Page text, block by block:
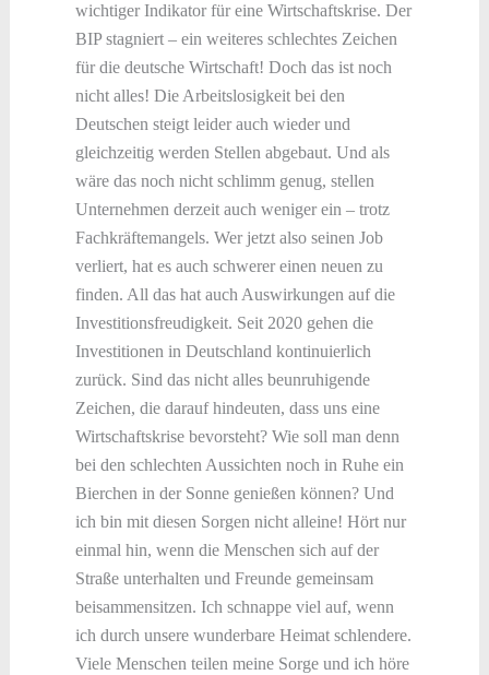
wichtiger Indikator für eine Wirtschaftskrise. Der
BIP stagniert – ein weiteres schlechtes Zeichen
für die deutsche Wirtschaft! Doch das ist noch
nicht alles! Die Arbeitslosigkeit bei den
Deutschen steigt leider auch wieder und
gleichzeitig werden Stellen abgebaut. Und als
wäre das noch nicht schlimm genug, stellen
Unternehmen derzeit auch weniger ein – trotz
Fachkräftemangels. Wer jetzt also seinen Job
verliert, hat es auch schwerer einen neuen zu
finden. All das hat auch Auswirkungen auf die
Investitionsfreudigkeit. Seit 2020 gehen die
Investitionen in Deutschland kontinuierlich
zurück. Sind das nicht alles beunruhigende
Zeichen, die darauf hindeuten, dass uns eine
Wirtschaftskrise bevorsteht? Wie soll man denn
bei den schlechten Aussichten noch in Ruhe ein
Bierchen in der Sonne genießen können? Und
ich bin mit diesen Sorgen nicht alleine! Hört nur
einmal hin, wenn die Menschen sich auf der
Straße unterhalten und Freunde gemeinsam
beisammensitzen. Ich schnappe viel auf, wenn
ich durch unsere wunderbare Heimat schlendere.
Viele Menschen teilen meine Sorge und ich höre